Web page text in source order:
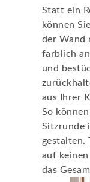
Statt ein
können
der Wand
farblich
und
aus Ihrer
So
Sitzrunde
gestalten.
auf
das